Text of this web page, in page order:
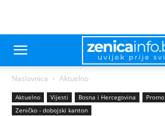
Naslovnica Aktuelno
Aktuelno Vijesti Bosna i Hercegovina Promo
Zeničko - dobojski kanton